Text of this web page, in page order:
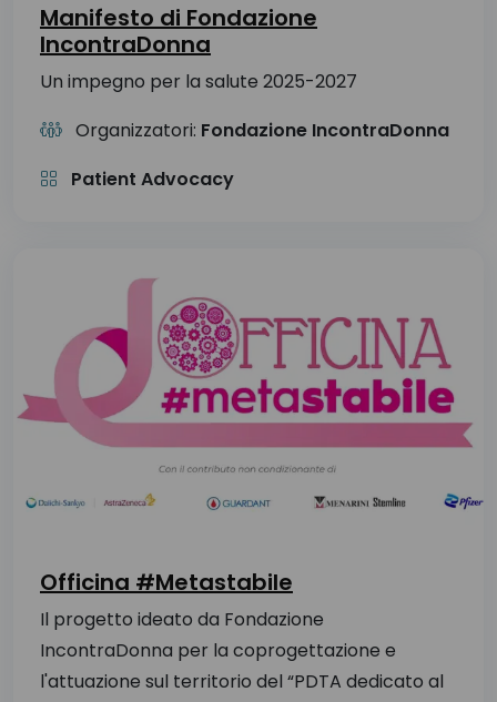
Manifesto di Fondazione
IncontraDonna
Un impegno per la salute 2025-2027
Organizzatori: Fondazione IncontraDonna
Patient Advocacy
Officina #Metastabile
Il progetto ideato da Fondazione
IncontraDonna per la coprogettazione e
l'attuazione sul territorio del “PDTA dedicato al